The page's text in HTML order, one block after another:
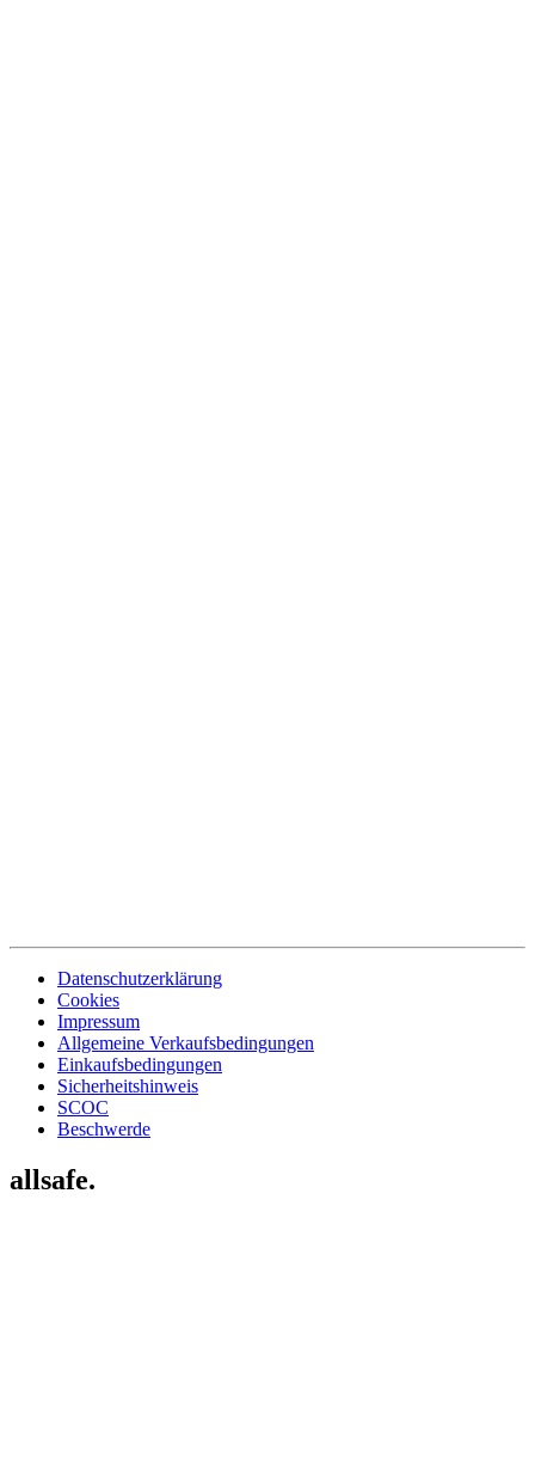
Datenschutzerklärung
Cookies
Impressum
Allgemeine Verkaufsbedingungen
Einkaufsbedingungen
Sicherheitshinweis
SCOC
Beschwerde
allsafe.